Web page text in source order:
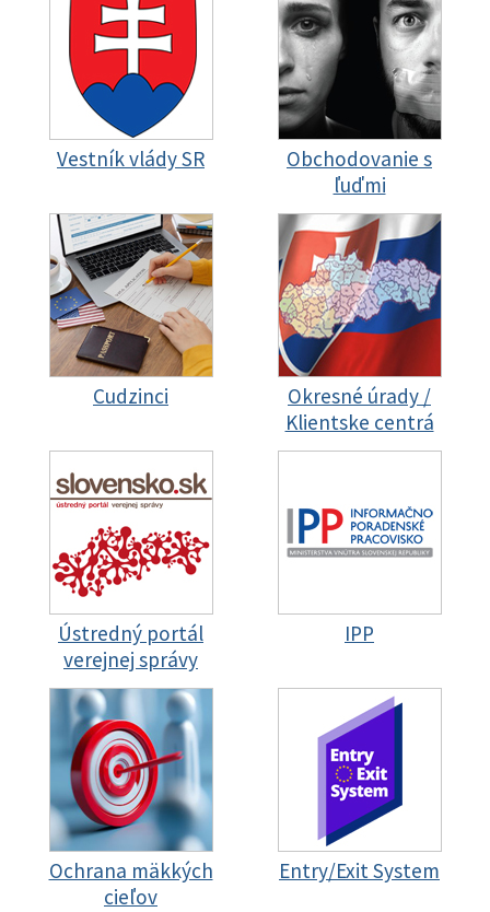
Vestník vlády SR
Obchodovanie s
ľuďmi
Cudzinci
Okresné úrady /
Klientske centrá
Ústredný portál
verejnej správy
IPP
Ochrana mäkkých
cieľov
Entry/Exit System